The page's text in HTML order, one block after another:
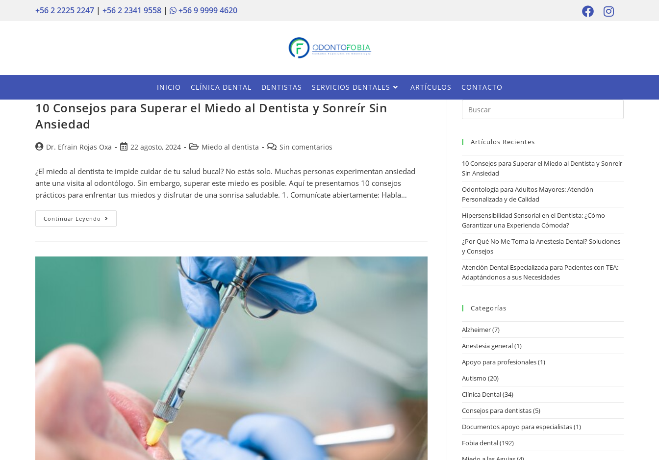
+56 2 2225 2247 | +56 2 2341 9558 | +56 9 9999 4620
INICIO CLÍNICA DENTAL DENTISTAS SERVICIOS DENTALES ARTÍCULOS CONTACTO
10 Consejos para Superar el Miedo al Dentista y Sonreír Sin
Ansiedad
Dr. Efrain Rojas Oxa 22 agosto, 2024 Miedo al dentista Sin comentarios
¿El miedo al dentista te impide cuidar de tu salud bucal? No estás solo. Muchas personas experimentan ansiedad
ante una visita al odontólogo. Sin embargo, superar este miedo es posible. Aquí te presentamos 10 consejos
prácticos para enfrentar tus miedos y disfrutar de una sonrisa saludable. 1. Comunícate abiertamente: Habla…
Continuar Leyendo
Artículos Recientes
10 Consejos para Superar el Miedo al Dentista y Sonreír
Sin Ansiedad
Odontología para Adultos Mayores: Atención
Personalizada y de Calidad
Hipersensibilidad Sensorial en el Dentista: ¿Cómo
Garantizar una Experiencia Cómoda?
¿Por Qué No Me Toma la Anestesia Dental? Soluciones
y Consejos
Atención Dental Especializada para Pacientes con TEA:
Adaptándonos a sus Necesidades
Categorías
Alzheimer(7)
Anestesia general(1)
Apoyo para profesionales(1)
Autismo (20)
Clínica Dental(34)
Consejos para dentistas(5)
Documentos apoyo para especialistas(1)
Fobia dental(192)